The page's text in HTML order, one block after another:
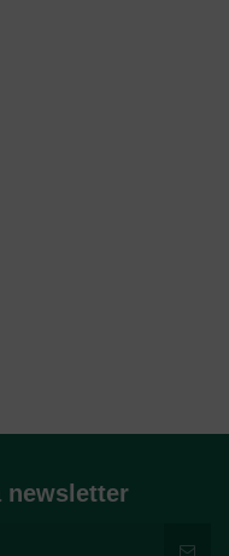
newsletter